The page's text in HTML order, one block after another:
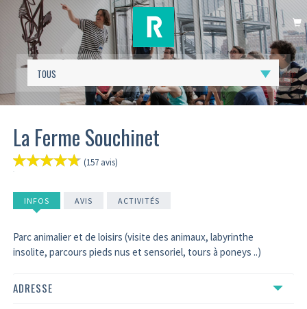
La Ferme Souchinet
(157 avis)
INFOS AVIS ACTIVITÉS
Parc animalier et de loisirs (visite des animaux, labyrinthe
insolite, parcours pieds nus et sensoriel, tours à poneys ..)
ADRESSE